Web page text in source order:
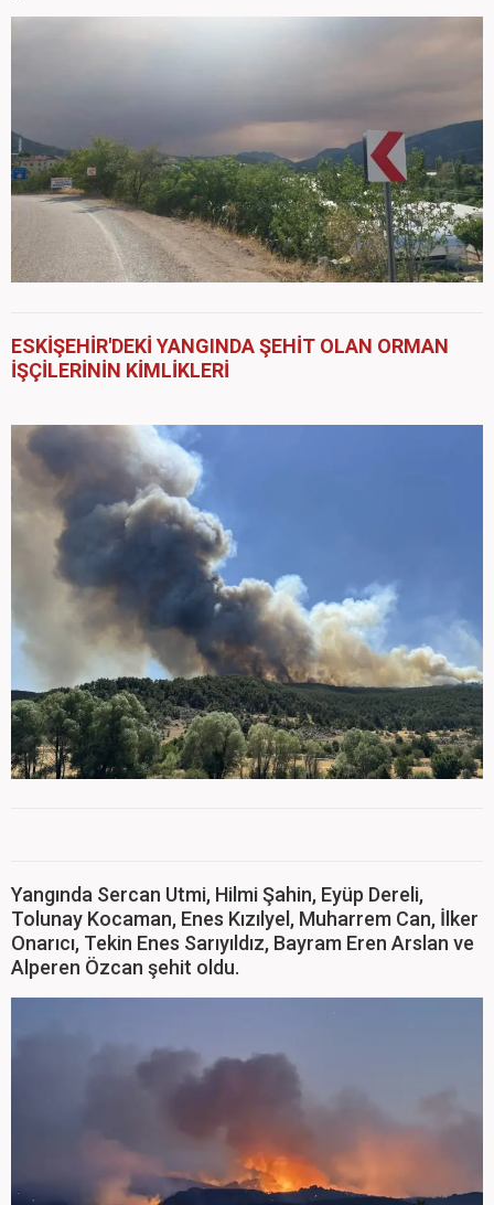
ESKİŞEHİR'DEKİ YANGINDA ŞEHİT OLAN ORMAN
İŞÇİLERİNİN KİMLİKLERİ
Yangında Sercan Utmi, Hilmi Şahin, Eyüp Dereli,
Tolunay Kocaman, Enes Kızılyel, Muharrem Can, İlker
Onarıcı, Tekin Enes Sarıyıldız, Bayram Eren Arslan ve
Alperen Özcan şehit oldu.